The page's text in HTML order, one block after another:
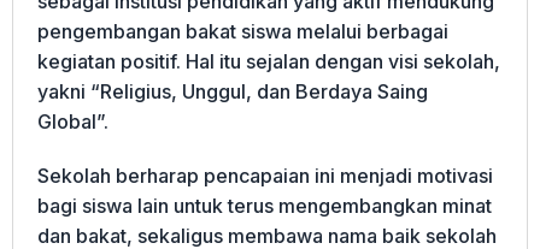
pengembangan bakat siswa melalui berbagai
kegiatan positif. Hal itu sejalan dengan visi sekolah,
yakni “Religius, Unggul, dan Berdaya Saing
Global”.
Sekolah berharap pencapaian ini menjadi motivasi
bagi siswa lain untuk terus mengembangkan minat
dan bakat, sekaligus membawa nama baik sekolah